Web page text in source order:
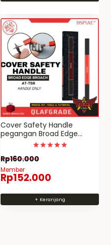
Cover Safety Handle
pegangan Broad Edge
Broach AT-TSB
Dinilai
5.00
Rp160.000
Member
Rp152.000
+ Keranjang